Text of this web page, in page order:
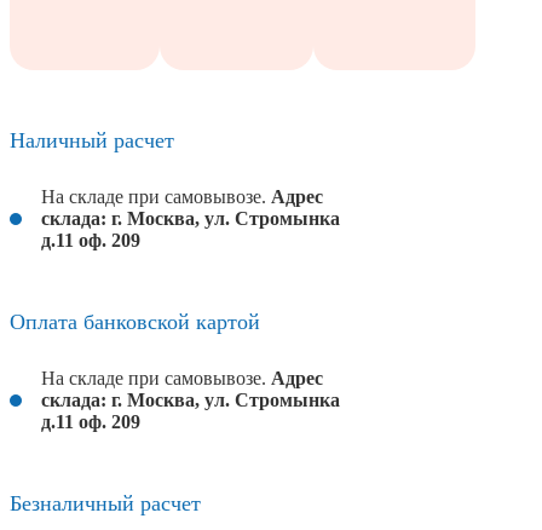
Наличный расчет
На складе при самовывозе. Адрес
склада: г. Москва, ул. Стромынка
д.11 оф. 209
Оплата банковской картой
На складе при самовывозе. Адрес
склада: г. Москва, ул. Стромынка
д.11 оф. 209
Безналичный расчет